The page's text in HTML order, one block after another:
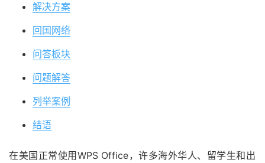
解决方案
回国网络
问答板块
问题解答
列举案例
结语
在美国正常使用WPS Office，许多海外华人、留学生和出